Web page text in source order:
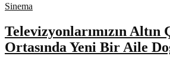
Sinema
Televizyonlarımızın Altın
Ortasında Yeni Bir Aile